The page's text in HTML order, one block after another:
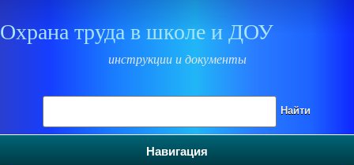
Охрана труда в школе и ДОУ
инструкции и документы
Навигация